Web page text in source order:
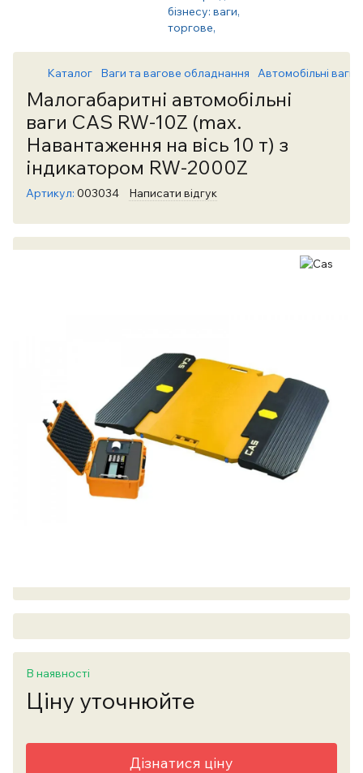
Каталог Ваги та вагове обладнання Автомобільні ваги
Малогабаритні автомобільні
ваги CAS RW-10Z (max.
Навантаження на вісь 10 т) з
індикатором RW-2000Z
Артикул: 003034 Написати відгук
В наявності
Ціну уточнюйте
Дізнатися ціну